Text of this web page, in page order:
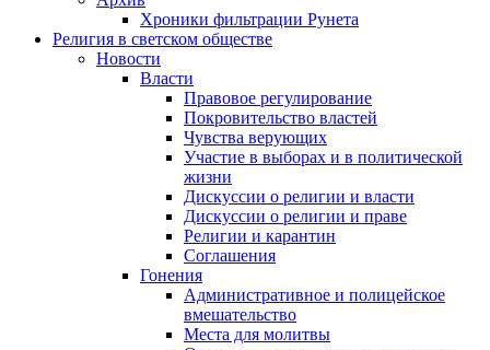
Хроники фильтрации Рунета
Религия в светском обществе
Новости
Власти
Правовое регулирование
Покровительство властей
Чувства верующих
Участие в выборах и в политической
жизни
Дискуссии о религии и власти
Дискуссии о религии и праве
Религии и карантин
Соглашения
Гонения
Административное и полицейское
вмешательство
Места для молитвы